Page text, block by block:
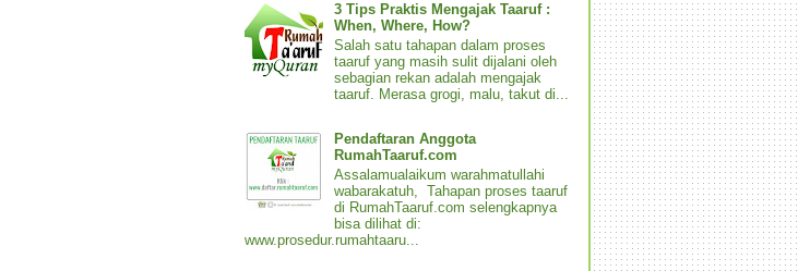
3 Tips Praktis Mengajak Taaruf :
When, Where, How?
Salah satu tahapan dalam proses
taaruf yang masih sulit dijalani oleh
sebagian rekan adalah mengajak
taaruf. Merasa grogi, malu, takut di...
Pendaftaran Anggota
RumahTaaruf.com
Assalamualaikum warahmatullahi
wabarakatuh, Tahapan proses taaruf
di RumahTaaruf.com selengkapnya
bisa dilihat di:
www.prosedur.rumahtaaru...